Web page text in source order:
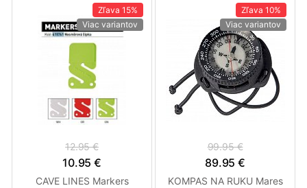
Zľava 15%
Viac variantov
12.95 €
10.95 €
CAVE LINES Markers
Zľava 10%
Viac variantov
99.95 €
89.95 €
KOMPAS NA RUKU Mares